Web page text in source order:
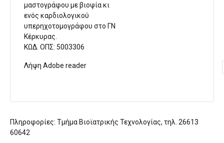
μαστογράφου με βιοψία κι
ενός καρδιολογικού
υπερηχοτομογράφου στο ΓΝ
Κέρκυρας.
ΚΩΔ. ΟΠΣ: 5003306
Λήψη Adobe reader
Πληροφορίες: Τμήμα Βιοϊατρικής Τεχνολογίας, τηλ. 26613
60642